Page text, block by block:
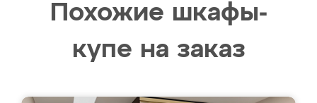
Похожие шкафы-
купе на заказ